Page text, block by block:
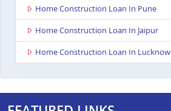
Home Construction Loan In Pune
Home Construction Loan In Jaipur
Home Construction Loan In Lucknow